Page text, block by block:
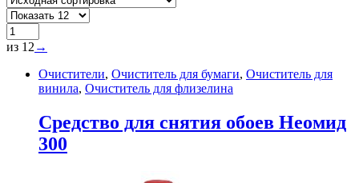
из 12 →
Очистители, Очиститель для бумаги, Очиститель для
винила, Очиститель для флизелина
Cредство для снятия обоев Неомид
300